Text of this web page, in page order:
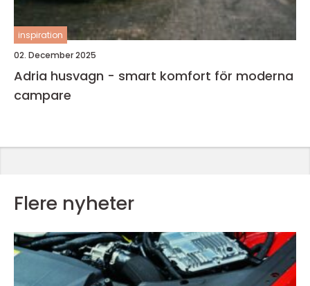
inspiration
02. December 2025
Adria husvagn - smart komfort för moderna
campare
Flere nyheter